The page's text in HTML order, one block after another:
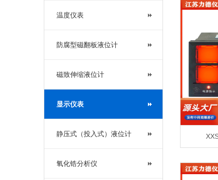
温度仪表
防腐型磁翻板液位计
磁致伸缩液位计
显示仪表
静压式（投入式）液位计
氧化锆分析仪